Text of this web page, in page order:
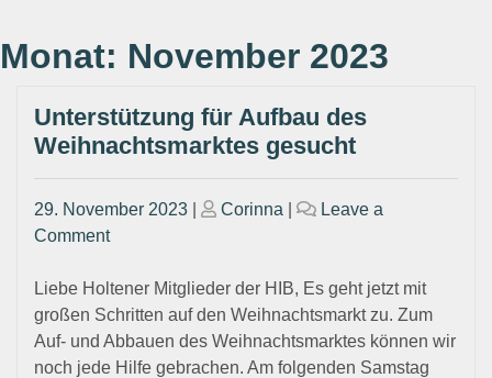
Monat: November 2023
Unterstützung für Aufbau des
Weihnachtsmarktes gesucht
Posted
on
29. November 2023
Posted
Corinna
Leave a
Commenton
für
Aufbau
des
Weihnachtsmarktes
Liebe Holtener Mitglieder der HIB, Es geht jetzt mit
großen Schritten auf den Weihnachtsmarkt zu. Zum
Auf- und Abbauen des Weihnachtsmarktes können wir
noch jede Hilfe gebrachen. Am folgenden Samstag